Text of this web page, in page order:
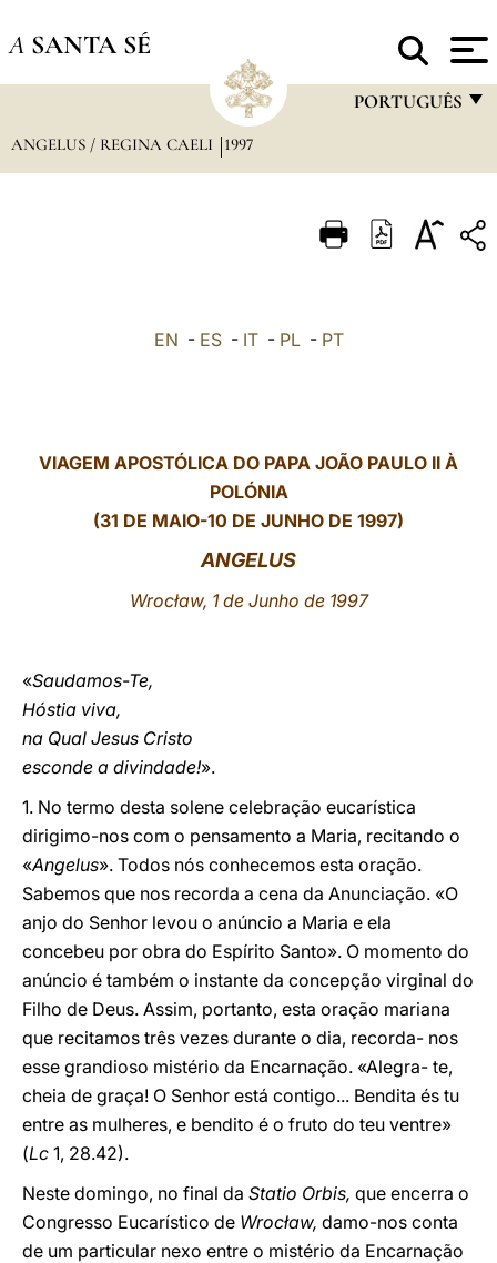
A SANTA SÉ
PORTUGUÊS
ITALIANO
LATINE
ANGELUS / REGINA CAELI 1997
EN - ES- IT- PL- PT
VIAGEM APOSTÓLICA DO PAPA JOÃO PAULO II À
POLÓNIA
(31 DE MAIO-10 DE JUNHO DE 1997)
ANGELUS
Wrocław, 1 de Junho de 1997
«Saudamos-Te,
Hóstia viva,
na Qual Jesus Cristo
esconde a divindade!».
1. No termo desta solene celebração eucarística
dirigimo-nos com o pensamento a Maria, recitando o
«Angelus». Todos nós conhecemos esta oração.
Sabemos que nos recorda a cena da Anunciação. «O
anjo do Senhor levou o anúncio a Maria e ela
concebeu por obra do Espírito Santo». O momento do
anúncio é também o instante da concepção virginal do
Filho de Deus. Assim, portanto, esta oração mariana
que recitamos três vezes durante o dia, recorda- nos
esse grandioso mistério da Encarnação. «Alegra- te,
cheia de graça! O Senhor está contigo... Bendita és tu
entre as mulheres, e bendito é o fruto do teu ventre»
(Lc 1, 28.42).
Neste domingo, no final da Statio Orbis, que encerra o
Congresso Eucarístico de Wrocław, damo-nos conta
de um particular nexo entre o mistério da Encarnação